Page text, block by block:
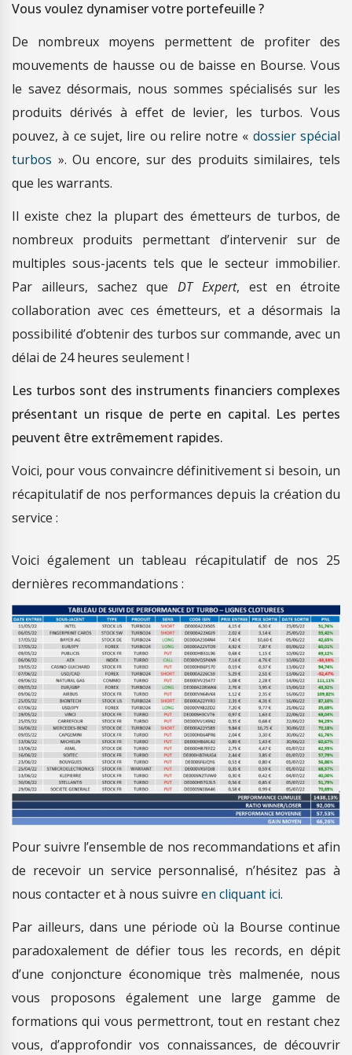
Vous voulez dynamiser votre portefeuille ?
De nombreux moyens permettent de profiter des
mouvements de hausse ou de baisse en Bourse. Vous
le savez désormais, nous sommes spécialisés sur les
produits dérivés à effet de levier, les turbos. Vous
pouvez, à ce sujet, lire ou relire notre « dossier spécial
turbos ». Ou encore, sur des produits similaires, tels
que les warrants.
Il existe chez la plupart des émetteurs de turbos, de
nombreux produits permettant d’intervenir sur de
multiples sous-jacents tels que le secteur immobilier.
Par ailleurs, sachez que DT Expert, est en étroite
collaboration avec ces émetteurs, et a désormais la
possibilité d’obtenir des turbos sur commande, avec un
délai de 24 heures seulement !
Les turbos sont des instruments financiers complexes
présentant un risque de perte en capital. Les pertes
peuvent être extrêmement rapides.
Voici, pour vous convaincre définitivement si besoin, un
récapitulatif de nos performances depuis la création du
service :
Voici également un tableau récapitulatif de nos 25
dernières recommandations :
Pour suivre l’ensemble de nos recommandations et afin
de recevoir un service personnalisé, n’hésitez pas à
nous contacter et à nous suivre en cliquant ici.
Par ailleurs, dans une période où la Bourse continue
paradoxalement de défier tous les records, en dépit
d’une conjoncture économique très malmenée, nous
vous proposons également une large gamme de
formations qui vous permettront, tout en restant chez
vous, d’approfondir vos connaissances, de découvrir